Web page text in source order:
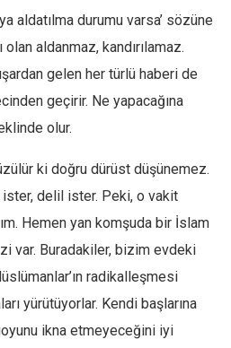
aldatılma durumu varsa’ sözüne
olan aldanmaz, kandırılamaz.
gelen her türlü haberi de
geçirir. Ne yapacağına
olur.
ki doğru dürüst düşünemez.
ister, delil ister. Peki, o vakit
Hemen yan komşuda bir İslam
var. Buradakiler, bizim evdeki
radikalleşmesi
yürütüyorlar. Kendi başlarına
ikna etmeyeceğini iyi